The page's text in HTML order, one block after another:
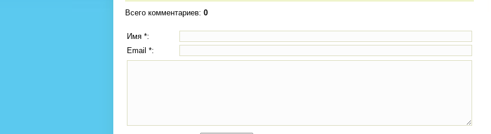
Всего комментариев: 0
Имя *:
Email *: